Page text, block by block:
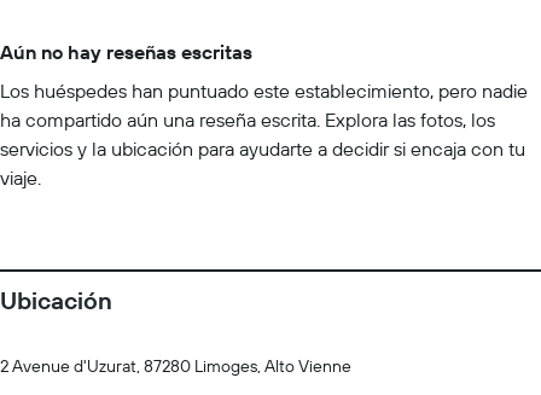
Aún no hay reseñas escritas
Los huéspedes han puntuado este establecimiento, pero nadie
ha compartido aún una reseña escrita. Explora las fotos, los
servicios y la ubicación para ayudarte a decidir si encaja con tu
viaje.
Ubicación
2 Avenue d'Uzurat, 87280 Limoges, Alto Vienne